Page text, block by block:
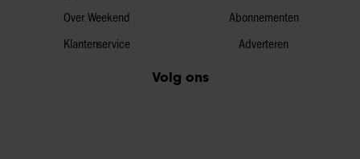
Over Weekend
Klantenservice
Abonnementen
Adverteren
Volg ons